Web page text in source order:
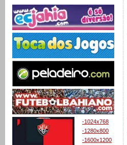
-1024x768
-1280x800
-1600x1200